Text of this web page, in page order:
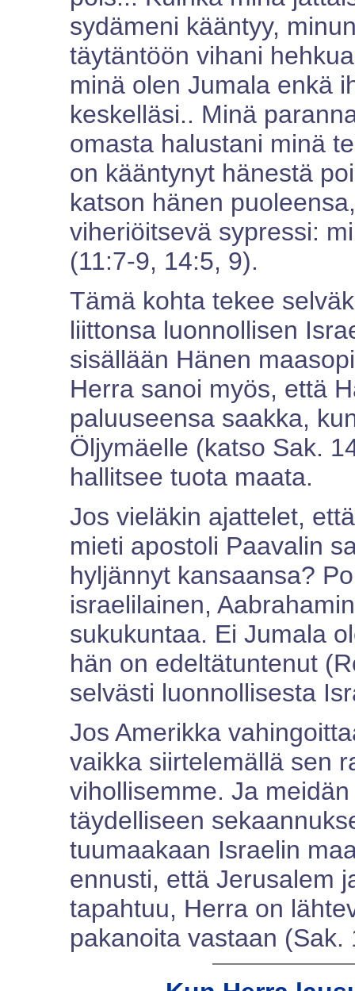
sydämeni kääntyy,
täytäntöön vihani
minä olen Jumala enkä
keskelläsi.. Minä
omasta halustani minä
on kääntynyt hänestä
katson hänen
viheriöitsevä sypressi:
(11:7-9, 14:5, 9).
Tämä kohta tekee
liittonsa luonnollisen
sisällään Hänen
Herra sanoi myös, että
paluuseensa saakka,
Öljymäelle (katso Sak.
hallitsee tuota maata.
Jos vieläkin ajattelet,
mieti apostoli Paavalin
hyljännyt kansaansa?
israelilainen,
sukukuntaa. Ei Jumala
hän on edeltätuntenut
selvästi luonnollisesta
Jos Amerikka
vaikka siirtelemällä sen
vihollisemme. Ja
täydelliseen
tuumaakaan Israelin
ennusti, että Jerusalem
tapahtuu, Herra on
pakanoita vastaan (Sak.